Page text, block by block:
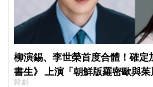
柳演錫、李世榮首度合體！確
書生》 上演「朝鮮版羅密歐與茱
韓劇